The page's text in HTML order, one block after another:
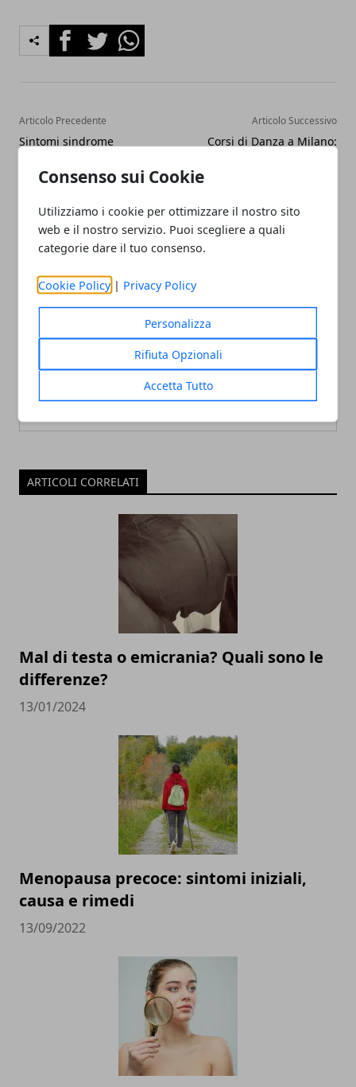
Consenso sui Cookie
Utilizziamo i cookie per ottimizzare il nostro sito
web e il nostro servizio. Puoi scegliere a quali
categorie dare il tuo consenso.
Cookie Policy | Privacy Policy
Personalizza
Rifiuta Opzionali
Accetta Tutto
FacebookTwitterWhatsapp
Articolo Precedente
Sintomi sindrome
gonfiore e ritenzione
della fitoterapia
Articolo Successivo
Corsi di Danza a Milano:
Dance in palestra a Milano.
Redazione
ARTICOLI CORRELATI
Mal di testa o emicrania? Quali sono le
differenze?
13/01/2024
Menopausa precoce: sintomi iniziali,
causa e rimedi
13/09/2022